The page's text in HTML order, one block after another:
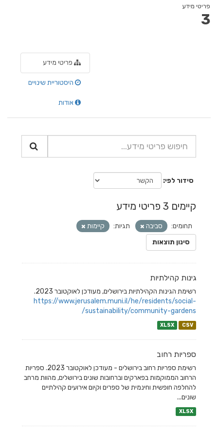
פריטי מידע
3
פריטי מידע
היסטוריית שינויים
אודות
סידור לפי
קיימים 3 פריטי מידע
תחומים: סביבה תגיות:
קיימות
סינון תוצאות
גינות קהילתיות
רשימת הגינות הקהילתיות בירושלים, מעודכן לאוקטובר 2023.
https://www.jerusalem.muni.il/he/residents/social-
sustainability/community-gardens/
XLSX CSV
ספריות רחוב
רשימת ספריות רחוב בירושלים - מעודכן לאוקטובר 2023. ספריות
הרחוב הממוקמות בפארקים וברחובות שונים בירושלים, מהוות מרחב
להחלפה חופשית וחינמית של ספרים וקיום אירועים קהילתיים
שונים...
XLSX